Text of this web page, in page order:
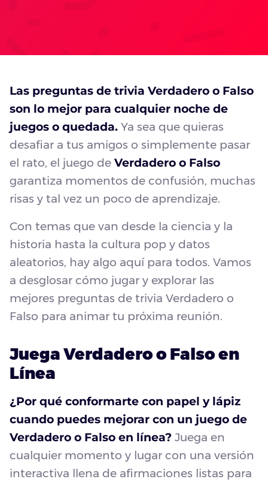
Las preguntas de trivia Verdadero o Falso
son lo mejor para cualquier noche de
juegos o quedada. Ya sea que quieras
desafiar a tus amigos o simplemente pasar
el rato, el juego de Verdadero o Falso
garantiza momentos de confusión, muchas
risas y tal vez un poco de aprendizaje.
Con temas que van desde la ciencia y la
historia hasta la cultura pop y datos
aleatorios, hay algo aquí para todos. Vamos
a desglosar cómo jugar y explorar las
mejores preguntas de trivia Verdadero o
Falso para animar tu próxima reunión.
Juega Verdadero o Falso en
Línea
¿Por qué conformarte con papel y lápiz
cuando puedes mejorar con un juego de
Verdadero o Falso en línea? Juega en
cualquier momento y lugar con una versión
interactiva llena de afirmaciones listas para